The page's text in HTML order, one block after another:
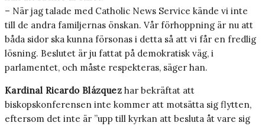
– När jag talade med Catholic News Service kände vi inte
till de andra familjernas önskan. Vår förhoppning är nu att
båda sidor ska kunna försonas i detta så att vi får en fredlig
lösning. Beslutet är ju fattat på demokratisk väg, i
parlamentet, och måste respekteras, säger han.
Kardinal Ricardo Blázquez har bekräftat att
biskopskonferensen inte kommer att motsätta sig flytten,
eftersom det inte är ”upp till kyrkan att besluta åt vare sig